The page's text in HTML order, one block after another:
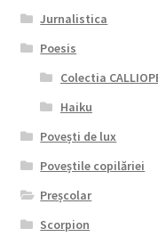
Jurnalistica
Poesis
Colectia
Haiku
Povești de lux
Poveștile copilăriei
Preșcolar
Scorpion